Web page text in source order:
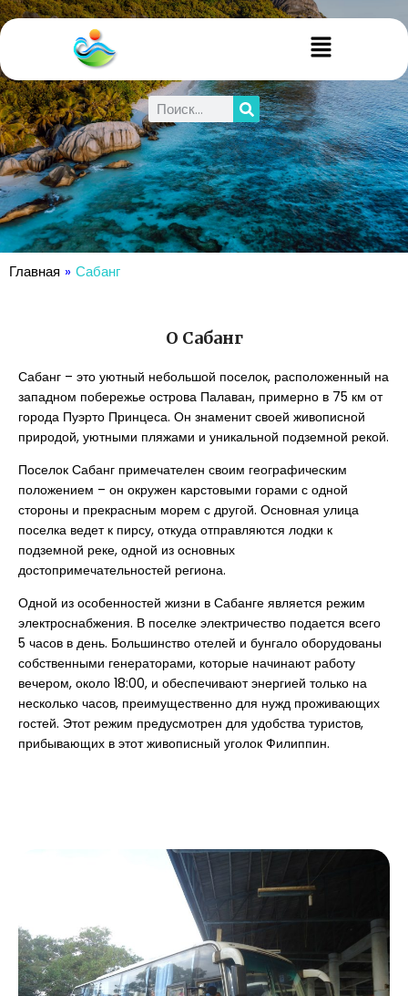
Главная » Сабанг
О Сабанг
Сабанг – это уютный небольшой поселок, расположенный на
западном побережье острова Палаван, примерно в 75 км от
города Пуэрто Принцеса. Он знаменит своей живописной
природой, уютными пляжами и уникальной подземной рекой.
Поселок Сабанг примечателен своим географическим
положением – он окружен карстовыми горами с одной
стороны и прекрасным морем с другой. Основная улица
поселка ведет к пирсу, откуда отправляются лодки к
подземной реке, одной из основных
достопримечательностей региона.
Одной из особенностей жизни в Сабанге является режим
электроснабжения. В поселке электричество подается всего
5 часов в день. Большинство отелей и бунгало оборудованы
собственными генераторами, которые начинают работу
вечером, около 18:00, и обеспечивают энергией только на
несколько часов, преимущественно для нужд проживающих
гостей. Этот режим предусмотрен для удобства туристов,
прибывающих в этот живописный уголок Филиппин.